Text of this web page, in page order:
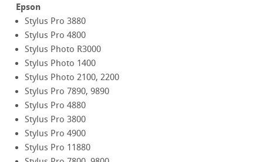
Epson
Stylus Pro 3880
Stylus Pro 4800
Stylus Photo R3000
Stylus Photo 1400
Stylus Photo 2100, 2200
Stylus Pro 7890, 9890
Stylus Pro 4880
Stylus Pro 3800
Stylus Pro 4900
Stylus Pro 11880